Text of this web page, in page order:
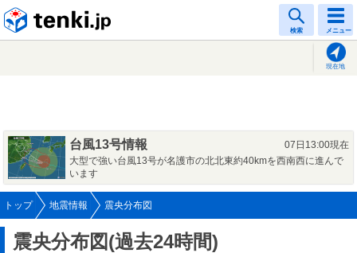
検索 メニュー
現在地
台風13号情報
07日13:00現在
大型で強い台風13号が名護市の北北東約40kmを西南西に進んで
います
トップ 地震情報 震央分布図
震央分布図(過去24時間)